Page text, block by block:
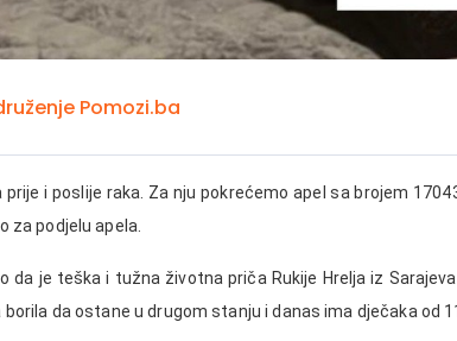
Pomozi.ba
prije i poslije raka. Za nju pokrećemo apel sa brojem
za podjelu apela.
da je teška i tužna životna priča Rukije Hrelja iz
borila da ostane u drugom stanju i danas ima dječaka od